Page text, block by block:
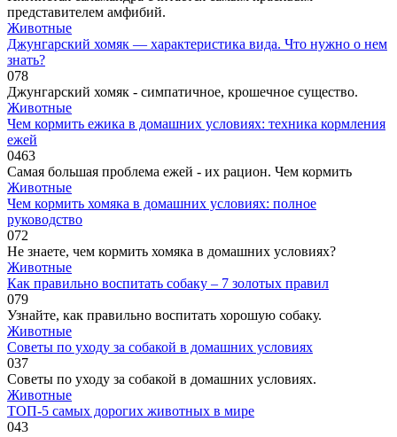
представителем амфибий.
Животные
Джунгарский хомяк — характеристика вида. Что нужно о нем
знать?
078
Джунгарский хомяк - симпатичное, крошечное существо.
Животные
Чем кормить ежика в домашних условиях: техника кормления
ежей
0463
Самая большая проблема ежей - их рацион. Чем кормить
Животные
Чем кормить хомяка в домашних условиях: полное
руководство
072
Не знаете, чем кормить хомяка в домашних условиях?
Животные
Как правильно воспитать собаку – 7 золотых правил
079
Узнайте, как правильно воспитать хорошую собаку.
Животные
Советы по уходу за собакой в домашних условиях
037
Советы по уходу за собакой в домашних условиях.
Животные
ТОП-5 самых дорогих животных в мире
043